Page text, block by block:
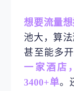
想要流量想
池大，算
甚至能多
一家酒店
3400+单。